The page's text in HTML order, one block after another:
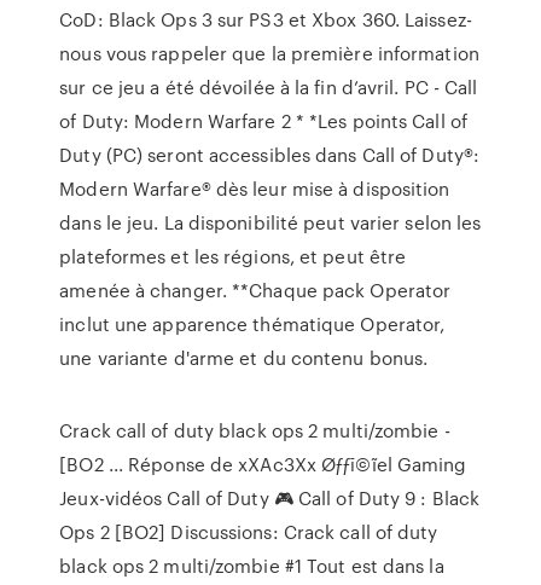
CoD: Black Ops 3 sur PS3 et Xbox 360. Laissez-
nous vous rappeler que la première information
sur ce jeu a été dévoilée à la fin d’avril. PC - Call
of Duty: Modern Warfare 2 * *Les points Call of
Duty (PC) seront accessibles dans Call of Duty®:
Modern Warfare® dès leur mise à disposition
dans le jeu. La disponibilité peut varier selon les
plateformes et les régions, et peut être
amenée à changer. **Chaque pack Operator
inclut une apparence thématique Operator,
une variante d'arme et du contenu bonus.
Crack call of duty black ops 2 multi/zombie -
[BO2 ... Réponse de xXAc3Xx Øƒƒī©ĩel Gaming
Jeux-vidéos Call of Duty 🎮 Call of Duty 9 : Black
Ops 2 [BO2] Discussions: Crack call of duty
black ops 2 multi/zombie #1 Tout est dans la